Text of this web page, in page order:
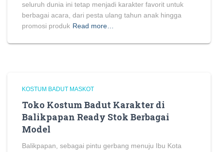
seluruh dunia ini tetap menjadi karakter favorit untuk
berbagai acara, dari pesta ulang tahun anak hingga
promosi produk Read more…
KOSTUM BADUT MASKOT
Toko Kostum Badut Karakter di
Balikpapan Ready Stok Berbagai
Model
Balikpapan, sebagai pintu gerbang menuju Ibu Kota